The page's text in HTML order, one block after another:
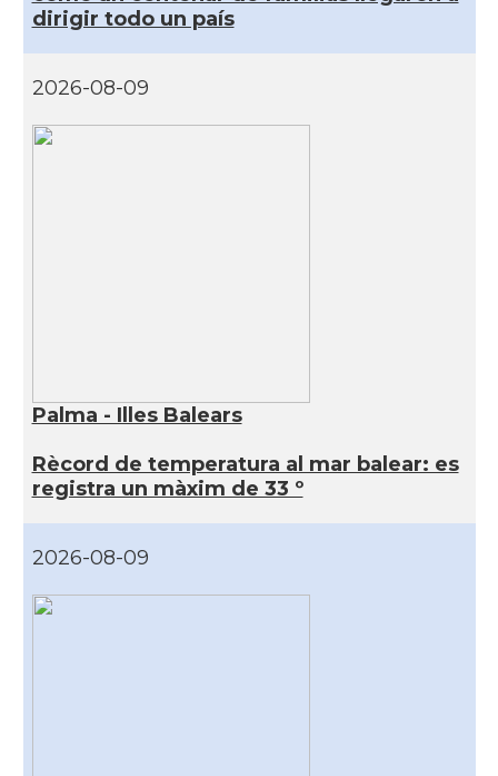
dirigir todo un país
2026-08-09
Palma - Illes Balears
Rècord de temperatura al mar balear: es
registra un màxim de 33 º
2026-08-09